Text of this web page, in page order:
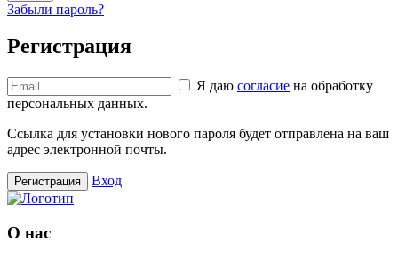
Забыли пароль?
Регистрация
Я даю согласие на обработку
персональных данных.
Ссылка для установки нового пароля будет отправлена ​​на ваш
адрес электронной почты.
Регистрация Вход
О нас